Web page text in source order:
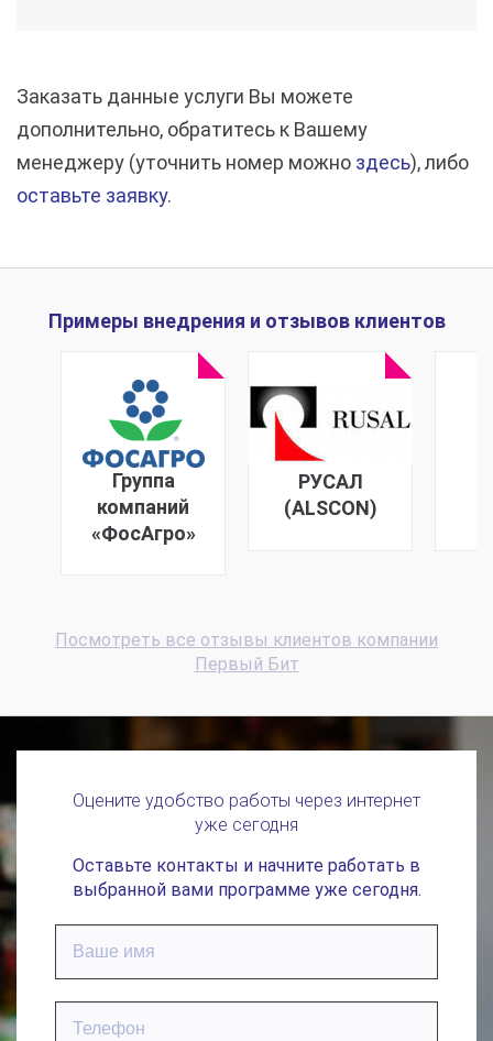
Заказать данные услуги Вы можете
дополнительно, обратитесь к Вашему
менеджеру (уточнить номер можно здесь), либо
оставьте заявку.
Примеры внедрения и отзывов клиентов
Группа
компаний
«ФосАгро»
РУСАЛ
(ALSCON)
Посмотреть все отзывы клиентов компании
Первый Бит
Оцените удобство работы через интернет
уже сегодня
Оставьте контакты и начните работать в
выбранной вами программе уже сегодня.